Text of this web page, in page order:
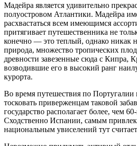
Мадейра является удивительно
полуостровом Атлантики. Мадейра
расхвастаться всем имеющимся
притягивает путешественника не
конечно — это теплый, однако никак
природа, множество тропических
древности завезенные сюда с Кипра,
возводившие его в высокий ранг
курорта.
Во время путешествия по Португалии
тосковать приверженцам таковой
государство располагает более, чем
Сходственно Испании, самым
национальным увиселений тут